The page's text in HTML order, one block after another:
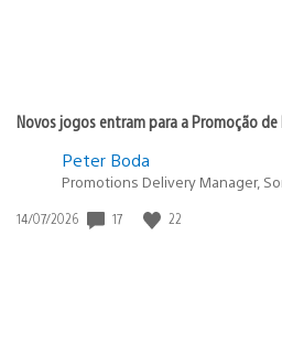
Novos jogos entram para a Promoção
Peter Boda
Promotions Delivery Manager,
Data
14/07/2026 17 22